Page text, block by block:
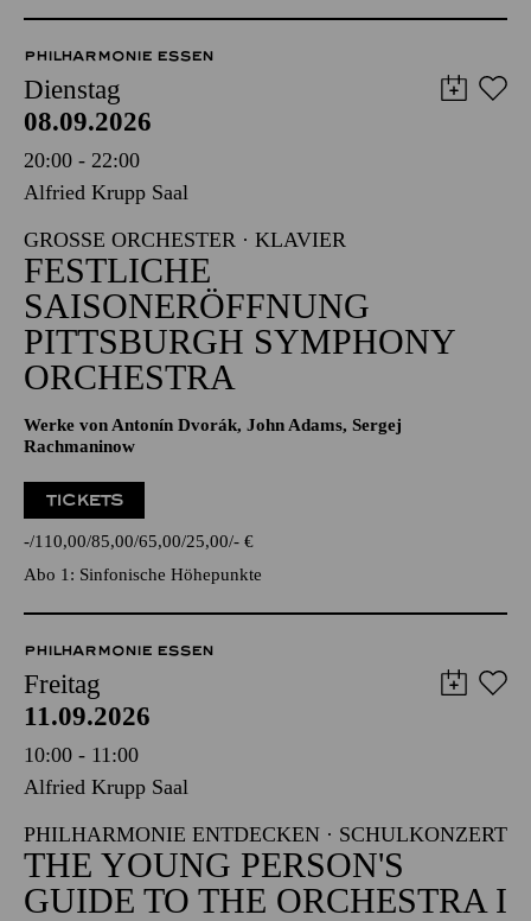
PHILHARMONIE ESSEN
Dienstag
08.09.2026
20:00 - 22:00
Alfried Krupp Saal
GROSSE ORCHESTER · KLAVIER
FESTLICHE
SAISONERÖFFNUNG
PITTSBURGH SYMPHONY
ORCHESTRA
Werke von Antonín Dvorák, John Adams, Sergej
Rachmaninow
TICKETS
- 110,00 85,00 65,00 25,00 - €
Abo 1: Sinfonische Höhepunkte
PHILHARMONIE ESSEN
Freitag
11.09.2026
10:00 - 11:00
Alfried Krupp Saal
PHILHARMONIE ENTDECKEN · SCHULKONZERT
THE YOUNG PERSON'S
GUIDE TO THE ORCHESTRA I